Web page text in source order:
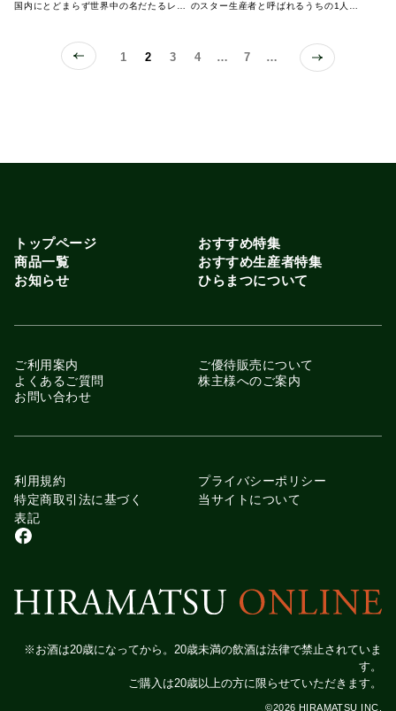
国内にとどまらず世界中の名だたるレス
のスター生産者と呼ばれるうちの1人で
な仕上がり。スパイシーな余韻が長く続
き、非常に奥行きのある赤ワインです。
1 2 3 4 … 7 …
トップページ
商品一覧
お知らせ
おすすめ特集
おすすめ生産者特集
ひらまつについて
ご利用案内
よくあるご質問
お問い合わせ
ご優待販売について
株主様へのご案内
利用規約
プライバシーポリシー
特定商取引法に基づく
表記
当サイトについて
※お酒は20歳になってから。20歳未満の飲酒は法律で禁止されていま
す。
ご購入は20歳以上の方に限らせていただきます。
©2026 HIRAMATSU INC.